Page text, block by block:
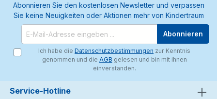
Abonnieren Sie den kostenlosen Newsletter und verpassen
Sie keine Neuigkeiten oder Aktionen mehr von Kindertraum
Abonnieren
Ich habe die Datenschutzbestimmungen zur Kenntnis
genommen und die AGB gelesen und bin mit ihnen
einverstanden.
Service-Hotline